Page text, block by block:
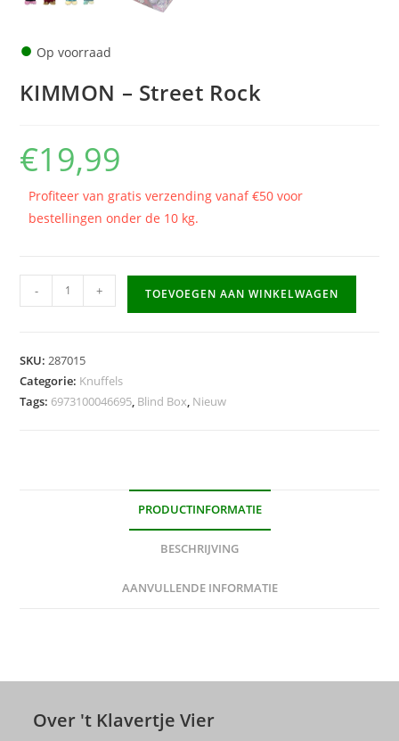
● Op voorraad
KIMMON – Street Rock
€19,99
Profiteer van gratis verzending vanaf €50 voor
bestellingen onder de 10 kg.
KIMMON
-
aantal
- + TOEVOEGEN AAN WINKELWAGEN
SKU:287015
Categorie: Knuffels
Tags: 6973100046695, Blind Box, Nieuw
PRODUCTINFORMATIE
BESCHRIJVING
AANVULLENDE INFORMATIE
Over 't Klavertje Vier